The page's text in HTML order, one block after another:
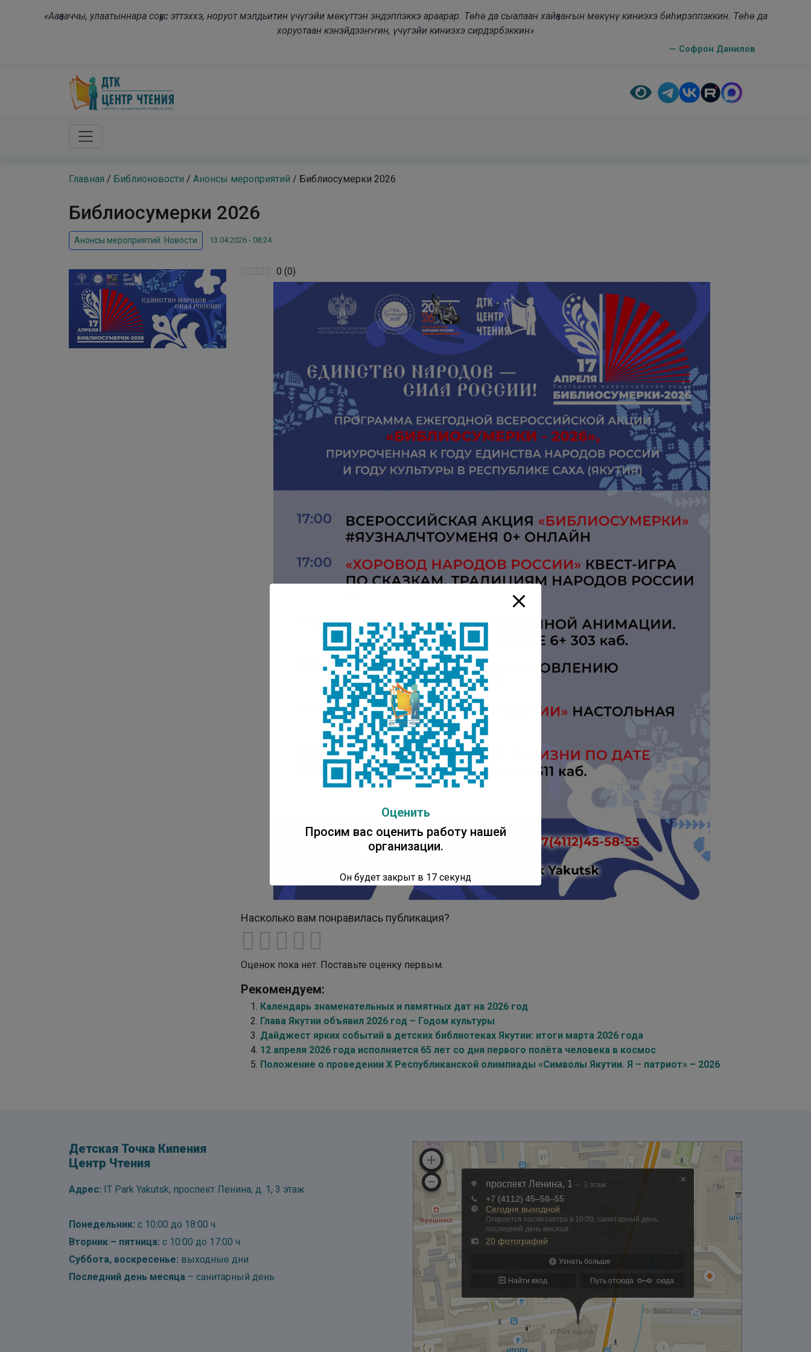
«Ааҕааччы, улаатыннара соҕус эттэххэ, норуот мэлдьитин үчүгэйи мөкүттэн эндэппэккэ араарар. Төһө да сыалаан хайҕааҥын мөкүнү киниэхэ биһирэппэккин. Төһө да
хоруотаан кэнэйдээҥҥин, үчүгэйи киниэхэ сирдэрбэккин»
— Софрон Данилов
Главная / Библионовости / Анонсы мероприятий / Библиосумерки 2026
Библиосумерки 2026
Анонсы мероприятий Новости 13.04.2026 - 08:24
0 (0)
Насколько вам понравилась публикация?
Оценок пока нет. Поставьте оценку первым.
Рекомендуем:
Календарь знаменательных и памятных дат на 2026 год
Глава Якутии объявил 2026 год – Годом культуры
Дайджест ярких событий в детских библиотеках Якутии: итоги марта 2026 года
12 апреля 2026 года исполняется 65 лет со дня первого полёта человека в космос
Положение о проведении X Республиканской олимпиады «Символы Якутии. Я – патриот» – 2026
Детская Точка Кипения
Центр Чтения
Адрес: IT Park Yakutsk, проспект Ленина, д. 1, 3 этаж
Понедельник: с 10:00 до 18:00 ч.
Вторник – пятница: с 10:00 до 17:00 ч.
Суббота, воскресенье: выходные дни
Последний день месяца – санитарный день
Оценить
Просим вас оценить работу нашей
организации.
Он будет закрыт в 16 секунд